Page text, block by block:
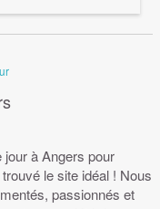
à Angers pour
le site idéal ! Nous
passionnés et